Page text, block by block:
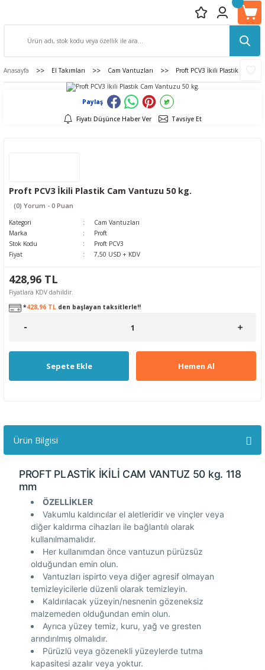
Anasayfa El Takımları Cam Vantuzları Proft PCV3 İkili Plastik Cam
Paylaş
Fiyatı Düşünce Haber Ver Tavsiye Et
Proft PCV3 İkili Plastik Cam Vantuzu 50 kg.
(0) Yorum - 0 Puan
Kategori
Cam Vantuzları
Marka
Proft
Stok Kodu
Proft PCV3
Fiyat
7,50 USD + KDV
428,96 TL
Fiyatlara KDV dahildir.
*428,96 TL den başlayan taksitlerle!!
Sepete Ekle Hemen Al
Ürün Bilgisi
PROFT PLASTİK İKİLİ CAM VANTUZ 50 kg. 118
mm
ÖZELLİKLER
Vakumlu kaldırıcılar el aletleridir ve vinçler veya
diğer kaldırma cihazları ile bağlantılı olarak
kullanılmamalıdır.
Her kullanımdan önce vantuzun pürüzsüz
olduğundan emin olun.
Vantuzları ispirto veya diğer agresif olmayan
temizleyicilerle düzenli olarak temizleyin.
Kaldırılacak yüzeyin/nesnenin gözeneksiz
malzemeden olduğundan emin olun.
Ayrıca yüzey temiz, kuru, yağ ve gresten
arındırılmış olmalıdır.
Pürüzlü veya gözenekli yüzeylerde tutma
kapasitesi azalır veya yoktur.